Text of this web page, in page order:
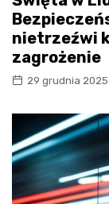
nietrzeźwi
zagrożenie
29 grudnia 2025